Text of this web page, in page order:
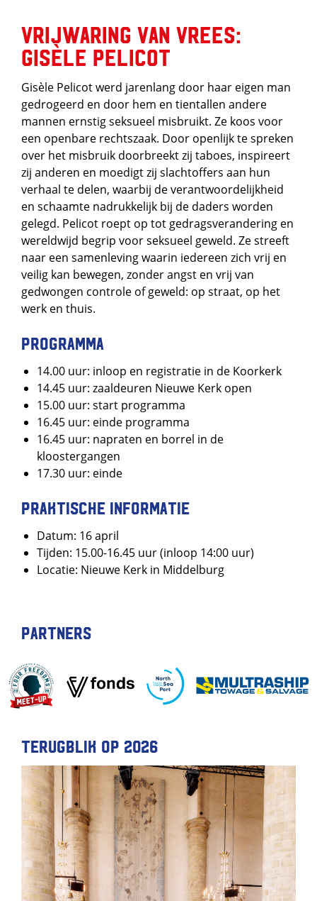
Vrijwaring van vrees:
Gisèle Pelicot
Gisèle Pelicot werd jarenlang door haar eigen man
gedrogeerd en door hem en tientallen andere
mannen ernstig seksueel misbruikt. Ze koos voor
een openbare rechtszaak. Door openlijk te spreken
over het misbruik doorbreekt zij taboes, inspireert
zij anderen en moedigt zij slachtoffers aan hun
verhaal te delen, waarbij de verantwoordelijkheid
en schaamte nadrukkelijk bij de daders worden
gelegd. Pelicot roept op tot gedragsverandering en
wereldwijd begrip voor seksueel geweld. Ze streeft
naar een samenleving waarin iedereen zich vrij en
veilig kan bewegen, zonder angst en vrij van
gedwongen controle of geweld: op straat, op het
werk en thuis.
Programma
14.00 uur: inloop en registratie in de Koorkerk
14.45 uur: zaaldeuren Nieuwe Kerk open
15.00 uur: start programma
16.45 uur: einde programma
16.45 uur: napraten en borrel in de
kloostergangen
17.30 uur: einde
Praktische informatie
Datum: 16 april
Tijden: 15.00-16.45 uur (inloop 14:00 uur)
Locatie: Nieuwe Kerk in Middelburg
Partners
Terugblik op 2026